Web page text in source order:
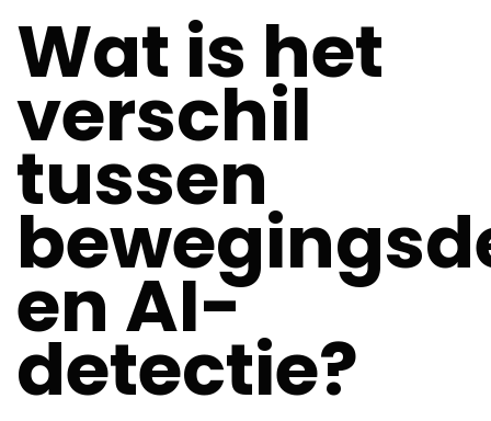
Wat is het
verschil
tussen
en AI-
detectie?